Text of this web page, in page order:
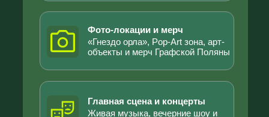
Пространство для движения
и покоя